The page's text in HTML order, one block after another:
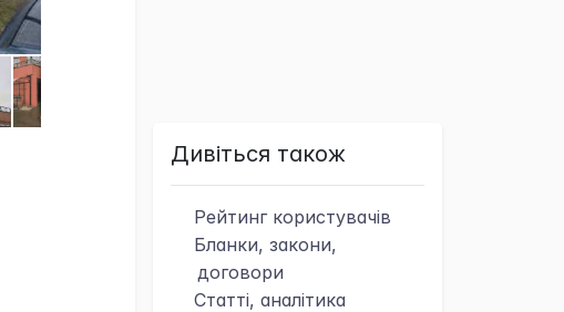
Дивіться також
Рейтинг користувачів
Бланки, закони,
договори
Статті, аналітика